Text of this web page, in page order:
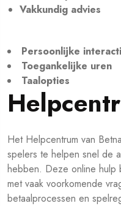
Vakkundig advies
Persoonlijke
Toegankelijke uren
Taalopties
Het Helpcentrum van
spelers te helpen snel de
hebben. Deze online hulp
met vaak voorkomende
betaalprocessen en